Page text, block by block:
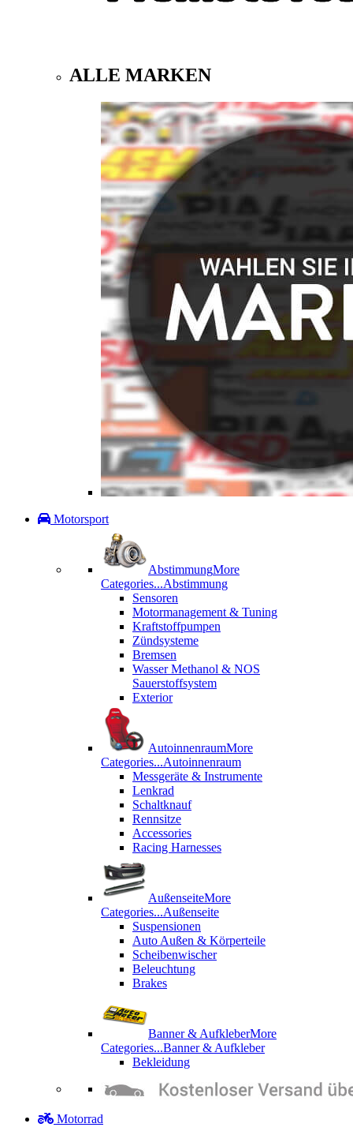
ALLE MARKEN
Motorsport
AbstimmungMore
Categories...Abstimmung
Sensoren
Motormanagement & Tuning
Kraftstoffpumpen
Zündsysteme
Bremsen
Wasser Methanol & NOS
Sauerstoffsystem
Exterior
AutoinnenraumMore
Categories...Autoinnenraum
Messgeräte & Instrumente
Lenkrad
Schaltknauf
Rennsitze
Accessories
Racing Harnesses
AußenseiteMore
Categories...Außenseite
Suspensionen
Auto Außen & Körperteile
Scheibenwischer
Beleuchtung
Brakes
Banner & AufkleberMore
Categories...Banner & Aufkleber
Bekleidung
Motorrad